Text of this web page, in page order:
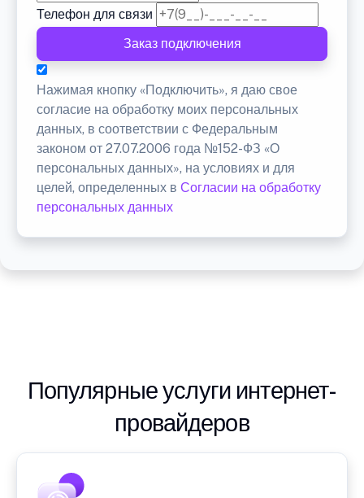
Телефон для связи
Заказ подключения
Нажимая кнопку «Подключить», я даю свое
согласие на обработку моих персональных
данных, в соответствии с Федеральным
законом от 27.07.2006 года №152-ФЗ «О
персональных данных», на условиях и для
целей, определенных в Согласии на обработку
персональных данных
Популярные услуги интернет-
провайдеров